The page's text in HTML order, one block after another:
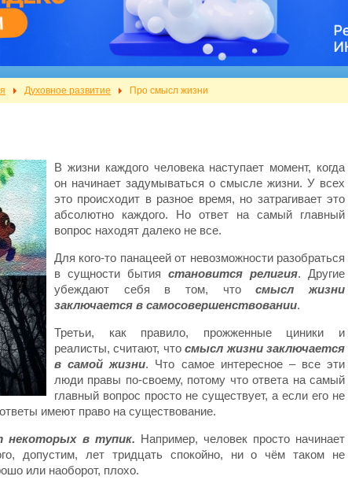
Духовное развитие Про смысл жизни
В жизни каждого человека наступает момент, когда
он начинает задумываться о смысле жизни. У всех
это происходит в разное время, но затрагивает это
абсолютно каждого. Но ответ на самый главный
вопрос находят далеко не все.
Для кого-то панацеей от невозможности разобраться
в сущности бытия становится религия. Другие
убеждают себя в том, чтосмысл жизни
заключается в самосовершенствовании.
Третьи, как правило, прожженные циники и
реалисты, считают, чтосмысл жизни заключается
в самой жизни. Что самое интересное – все эти
люди правы по-своему, потому что ответа на самый
главный вопрос просто не существует, а если его не
имеют право на существование.
некоторых в тупик. Например, человек просто начинает
допустим, лет тридцать спокойно, ни о чём таком не
или наоборот, плохо.